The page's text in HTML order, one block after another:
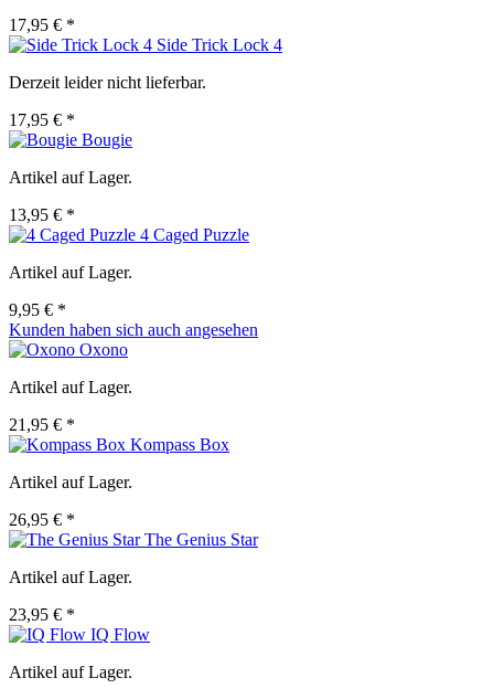
17,95 € *
Side Trick Lock 4
Derzeit leider nicht lieferbar.
17,95 € *
Bougie
Artikel auf Lager.
13,95 € *
4 Caged Puzzle
Artikel auf Lager.
9,95 € *
Kunden haben sich auch angesehen
Oxono
Artikel auf Lager.
21,95 € *
Kompass Box
Artikel auf Lager.
26,95 € *
The Genius Star
Artikel auf Lager.
23,95 € *
IQ Flow
Artikel auf Lager.